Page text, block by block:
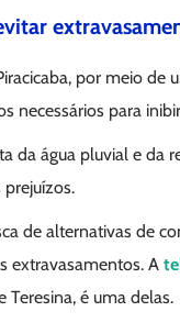
por meio de
necessários para
da água pluvial e da
de alternativas de
extravasamentos. A
é uma delas.